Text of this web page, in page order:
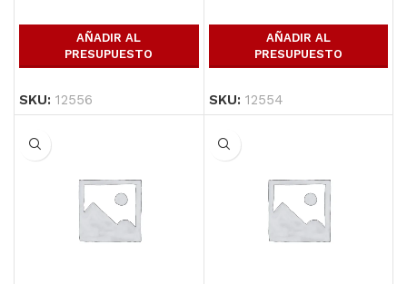
AÑADIR AL
PRESUPUESTO
SKU: 12556
AÑADIR AL
PRESUPUESTO
SKU: 12554